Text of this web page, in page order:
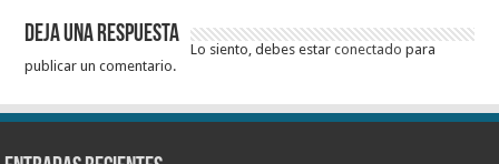
Deja una respuesta
Lo siento, debes estarconectado para
publicar un comentario.